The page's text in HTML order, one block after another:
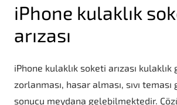
iPhone kulaklık
arızası
iPhone kulaklık soketi arızası kulaklık
zorlanması, hasar alması, sıvı
sonucu meydana gelebilmektedir.